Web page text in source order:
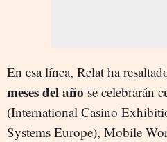
En esa línea, Relat ha
meses del año se celebrarán
(International Casino
Systems Europe), Mobile